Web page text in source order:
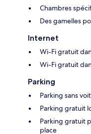
Chambres
Des gamelles
Internet
Wi-Fi gratuit
Wi-Fi gratuit
Parking
Parking sans
Parking gratuit
Parking gratuit
place